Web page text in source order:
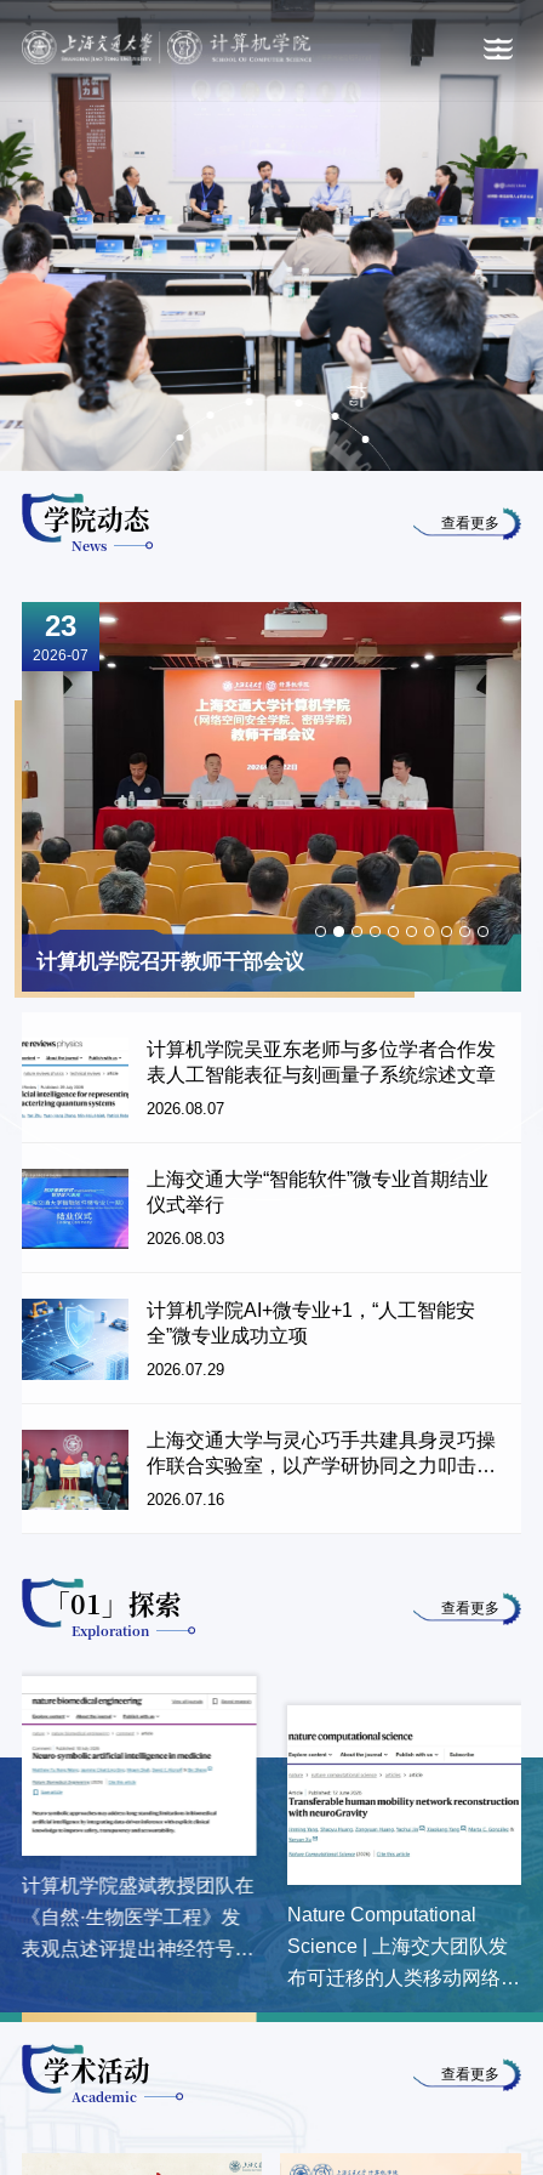
学院动态
News
查看更多
23
2026-07
计算机学院召开教师干部会议
计算机学院吴亚东老师与多位学者合作发
表人工智能表征与刻画量子系统综述文章
2026.08.07
上海交通大学“智能软件”微专业首期结业
仪式举行
2026.08.03
计算机学院AI+微专业+1，“人工智能安
全”微专业成功立项
2026.07.29
上海交通大学与灵心巧手共建具身灵巧操
作联合实验室，以产学研协同之力叩击智
能边界
2026.07.16
「01」探索
Exploration
查看更多
计算机学院盛斌教授团队在
《自然·生物医学工程》发
表观点述评提出神经符号人
发展新范式
Nature Computational
Science | 上海交大团队发
布可迁移的人类移动网络重
建模型neuroGravity
学术活动
Academic
查看更多